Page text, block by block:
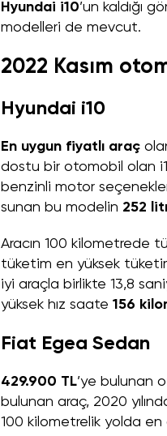
Hyundai i10’un kaldığı
modelleri de mevcut.
2022 Kasım
Hyundai i10
En uygun fiyatlı araç
dostu bir otomobil olan
benzinli motor
sunan bu modelin 252
Aracın 100 kilometrede
tüketim en yüksek
iyi araçla birlikte 13,8
yüksek hız saate 156
Fiat Egea Sedan
429.900 TL’ye bulunan
bulunan araç, 2020
100 kilometrelik yolda en